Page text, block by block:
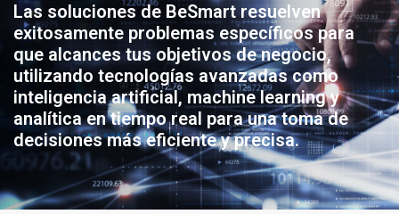
Las soluciones de BeSmart resuelven
exitosamente problemas específicos para
que alcances tus objetivos de negocio,
utilizando tecnologías avanzadas como
inteligencia artificial, machine learning y
analítica en tiempo real para una toma de
decisiones más eficiente y precisa.